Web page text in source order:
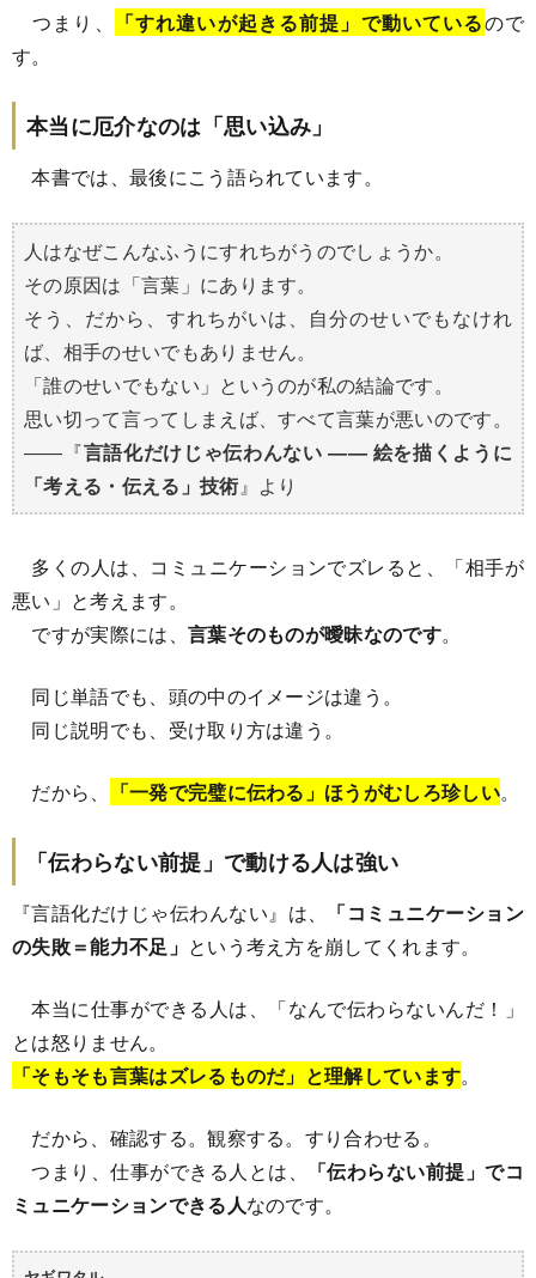
つまり、
「すれ違いが起きる前提」で動いているので
す。
本当に厄介なのは「思い込み」
本書では、最後にこう語られています。
人はなぜこんなふうにすれちがうのでしょうか。
その原因は「言葉」にあります。
そう、だから、すれちがいは、自分のせいでもなけれ
ば、相手のせいでもありません。
「誰のせいでもない」というのが私の結論です。
思い切って言ってしまえば、すべて言葉が悪いのです。
――『言語化だけじゃ伝わんない ―― 絵を描くように
「考える・伝える」技術』より
多くの人は、コミュニケーションでズレると、「相手が
悪い」と考えます。
ですが実際には、 言葉そのものが曖昧なのです。
同じ単語でも、頭の中のイメージは違う。
同じ説明でも、受け取り方は違う。
だから、 「一発で完璧に伝わる」ほうがむしろ珍しい。
「伝わらない前提」で動ける人は強い
『言語化だけじゃ伝わんない』は、
「コミュニケーション
の失敗＝能力不足」 という考え方を崩してくれます。
本当に仕事ができる人は、「なんで伝わらないんだ！」
とは怒りません。
「そもそも言葉はズレるものだ」と理解しています。
だから、確認する。観察する。すり合わせる。
つまり、仕事ができる人とは、
「伝わらない前提」でコ
ミュニケーションできる人なのです。